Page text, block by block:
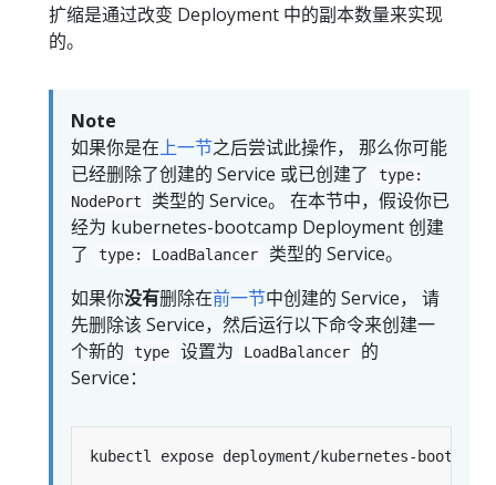
扩缩是通过改变 Deployment 中的副本数量来实现
的。
Note
如果你是在上一节之后尝试此操作， 那么你可能
已经删除了创建的 Service 或已创建了
type:
NodePort
类型的 Service。 在本节中，假设你已
经为 kubernetes-bootcamp Deployment 创建
了
type: LoadBalancer
类型的 Service。
如果你没有删除在前一节中创建的 Service， 请
先删除该 Service，然后运行以下命令来创建一
个新的
type 设置为 LoadBalancer
的
Service：
kubectl expose deployment/kubernetes-